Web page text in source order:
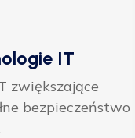
IT
zwiększające
bezpieczeństwo